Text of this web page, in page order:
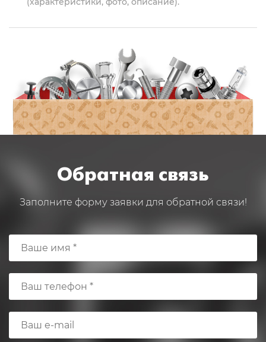
Обратная связь
Заполните форму заявки для обратной связи!